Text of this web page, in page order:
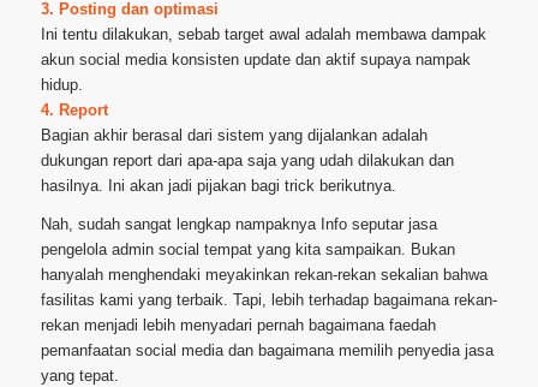
3. Posting dan optimasi
Ini tentu dilakukan, sebab target awal adalah membawa dampak
akun social media konsisten update dan aktif supaya nampak
hidup.
4. Report
Bagian akhir berasal dari sistem yang dijalankan adalah
dukungan report dari apa-apa saja yang udah dilakukan dan
hasilnya. Ini akan jadi pijakan bagi trick berikutnya.
Nah, sudah sangat lengkap nampaknya Info seputar jasa
pengelola admin social tempat yang kita sampaikan. Bukan
hanyalah menghendaki meyakinkan rekan-rekan sekalian bahwa
fasilitas kami yang terbaik. Tapi, lebih terhadap bagaimana rekan-
rekan menjadi lebih menyadari pernah bagaimana faedah
pemanfaatan social media dan bagaimana memilih penyedia jasa
yang tepat.